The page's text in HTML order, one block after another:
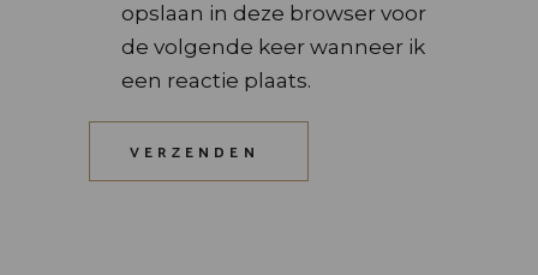
opslaan in deze browser voor
de volgende keer wanneer ik
een reactie plaats.
VERZENDEN